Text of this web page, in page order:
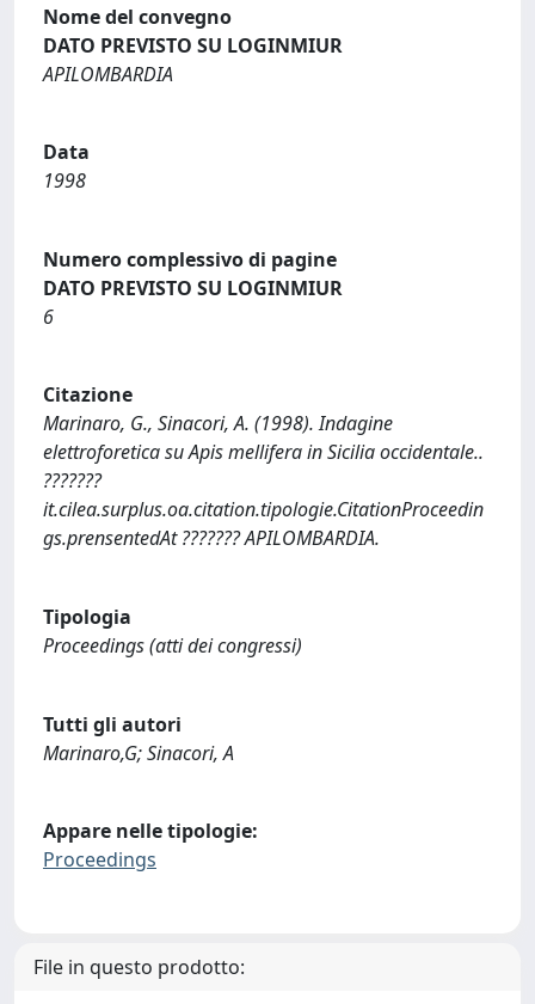
Nome del convegno
DATO PREVISTO SU LOGINMIUR
APILOMBARDIA
Data
1998
Numero complessivo di pagine
DATO PREVISTO SU LOGINMIUR
6
Citazione
Marinaro, G., Sinacori, A. (1998). Indagine
elettroforetica su Apis mellifera in Sicilia occidentale..
???????
it.cilea.surplus.oa.citation.tipologie.CitationProceedin
gs.prensentedAt ??????? APILOMBARDIA.
Tipologia
Proceedings (atti dei congressi)
Tutti gli autori
Marinaro,G; Sinacori, A
Appare nelle tipologie:
Proceedings
File in questo prodotto: